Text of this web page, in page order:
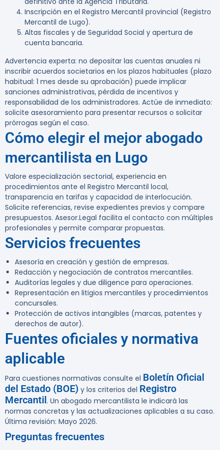
Inscripción en el Registro Mercantil provincial (Registro
Mercantil de Lugo).
Altas fiscales y de Seguridad Social y apertura de
cuenta bancaria.
Advertencia experta: no depositar las cuentas anuales ni
inscribir acuerdos societarios en los plazos habituales (plazo
habitual: 1 mes desde su aprobación) puede implicar
sanciones administrativas, pérdida de incentivos y
responsabilidad de los administradores. Actúe de inmediato:
solicite asesoramiento para presentar recursos o solicitar
prórrogas según el caso.
Cómo elegir el mejor abogado
mercantilista en Lugo
Valore especialización sectorial, experiencia en
procedimientos ante el Registro Mercantil local,
transparencia en tarifas y capacidad de interlocución.
Solicite referencias, revise expedientes previos y compare
presupuestos. Asesor.Legal facilita el contacto con múltiples
profesionales y permite comparar propuestas.
Servicios frecuentes
Asesoría en creación y gestión de empresas.
Redacción y negociación de contratos mercantiles.
Auditorías legales y due diligence para operaciones.
Representación en litigios mercantiles y procedimientos
concursales.
Protección de activos intangibles (marcas, patentes y
derechos de autor).
Fuentes oficiales y normativa
aplicable
Para cuestiones normativas consulte el Boletín Oficial
del Estado (BOE) y los criterios del Registro
Mercantil. Un abogado mercantilista le indicará las
normas concretas y las actualizaciones aplicables a su caso.
Última revisión: Mayo 2026.
Preguntas frecuentes